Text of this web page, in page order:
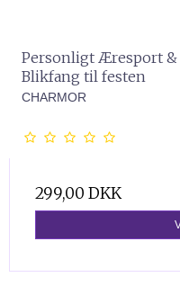
Personligt Æresport &
Blikfang til festen
CHARMOR
299,00 DKK